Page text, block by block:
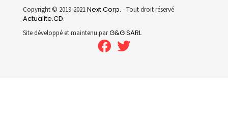
Copyright © 2019-2021Next Corp. - Tout droit réservé
Actualite.CD.
Site développé et maintenu parG&G SARL